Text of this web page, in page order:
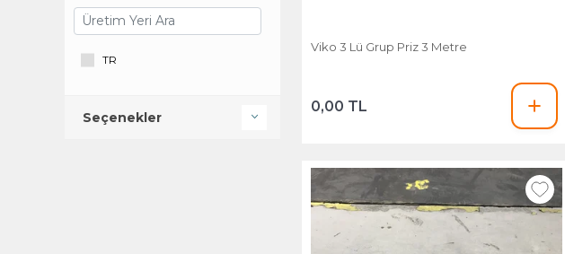
Viko 3 Lü Grup Priz 3 Metre
0,00 TL
TR
Seçenekler